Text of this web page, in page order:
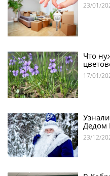
23/01/
17/01/
Что
23/12/
Дедом